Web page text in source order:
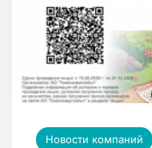
Новости компаний